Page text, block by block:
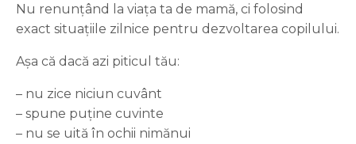
Nu renunțând la viața ta de mamă, ci folosind
exact situațiile zilnice pentru dezvoltarea copilului.
Așa că dacă azi piticul tău:
– nu zice niciun cuvânt
– spune puține cuvinte
– nu se uită în ochii nimănui